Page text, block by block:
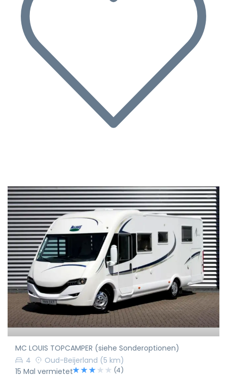
MC LOUIS TOPCAMPER (siehe Sonderoptionen)
4
Oud-Beijerland (5 km)
15 Mal vermietet
(4)